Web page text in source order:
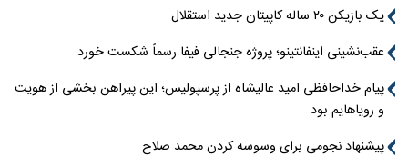
یک بازیکن ۲۰ ساله کاپیتان جدید استقلال
عقب‌نشینی اینفانتینو؛ پروژه جنجالی فیفا رسماً شکست خورد
پیام خداحافظی امید عالیشاه از پرسپولیس؛ این پیراهن بخشی از هویت
و رویاهایم بود
پیشنهاد نجومی برای وسوسه کردن محمد صلاح